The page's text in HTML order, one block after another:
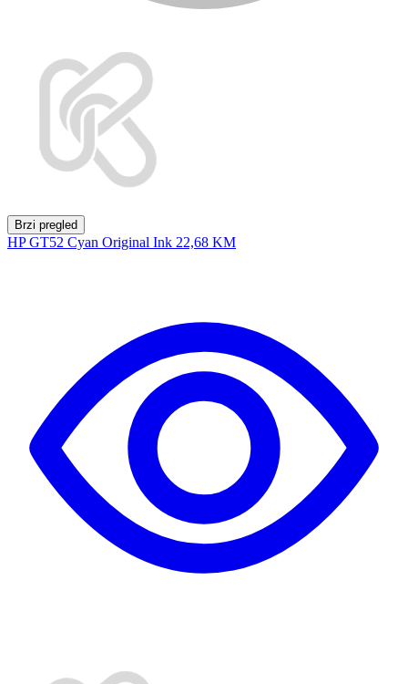
Brzi pregled
HP GT52 Cyan Original Ink 22,68 KM